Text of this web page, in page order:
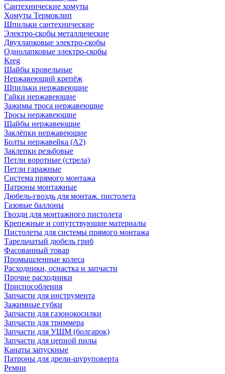
Сантехнические хомуты
Хомуты Термоклип
Шпильки сантехнические
Электро-скобы металлические
Двухлапковые электро-скобы
Однолапковые электро-скобы
Kreg
Шайбы кровельные
Нержавеющий крепёж
Шпильки нержавеющие
Гайки нержавеющие
Зажимы троса нержавеющие
Тросы нержавеющие
Шайбы нержавеющие
Заклёпки нержавеющие
Болты нержавейка (А2)
Заклепки резьбовые
Петли воротные (стрела)
Петли гаражные
Система прямого монтажа
Патроны монтажные
Дюбель-гвоздь для монтаж. пистолета
Газовые баллоны
Гвозди для монтажного пистолета
Крепежные и сопутствующие материалы
Пистолеты для системы прямого монтажа
Тарельчатый дюбель гриб
Фасованный товар
Промышленные колеса
Расходники, оснастка и запчасти
Прочие расходники
Приспособления
Запчасти для инструмента
Зажимные губки
Запчасти для газонокосилки
Запчасти для триммера
Запчасти для УШМ (болгарок)
Запчасти для цепной пилы
Канаты запускные
Патроны для дрели-шуруповерта
Ремни